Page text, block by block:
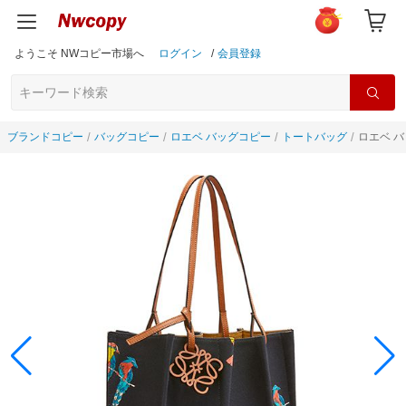
ようこそ NWコピー市場へ ログイン / 会員登録
ブランドコピー バッグコピー ロエベ バッグコピー トートバッグ ロエベ